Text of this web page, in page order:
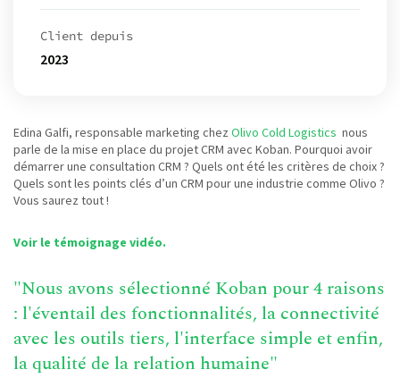
Client depuis
2023
Edina Galfi, responsable marketing chez Olivo Cold Logistics nous
parle de la mise en place du projet CRM avec Koban. Pourquoi avoir
démarrer une consultation CRM ? Quels ont été les critères de choix ?
Quels sont les points clés d’un CRM pour une industrie comme Olivo ?
Vous saurez tout !
Voir le témoignage vidéo.
"Nous avons sélectionné Koban pour 4 raisons
: l'éventail des fonctionnalités, la connectivité
avec les outils tiers, l'interface simple et enfin,
la qualité de la relation humaine"